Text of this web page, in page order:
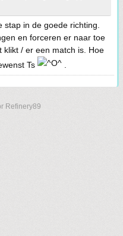
in de goede richting.
en forceren er naar toe
klikt / er een match is. Hoe
Ts
Refinery89